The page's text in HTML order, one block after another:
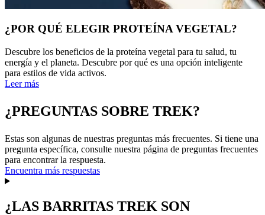
¿POR QUÉ ELEGIR PROTEÍNA VEGETAL?
Descubre los beneficios de la proteína vegetal para tu salud, tu
energía y el planeta. Descubre por qué es una opción inteligente
para estilos de vida activos.
Leer más
¿PREGUNTAS SOBRE TREK?
Estas son algunas de nuestras preguntas más frecuentes. Si tiene una
pregunta específica, consulte nuestra página de preguntas frecuentes
para encontrar la respuesta.
Encuentra más respuestas
¿LAS BARRITAS TREK SON